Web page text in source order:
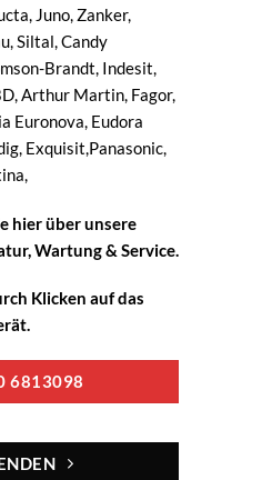
Juno, Zanker,
Siltal, Candy
Brandt, Indesit,
Arthur Martin, Fagor,
Euronova, Eudora
Exquisit,Panasonic,
hier über unsere
Wartung & Service.
Klicken auf das
6813098